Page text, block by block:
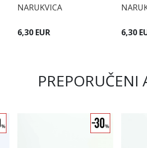
NARUKVICA
6,30 EUR 6,30
PREPORUČENI